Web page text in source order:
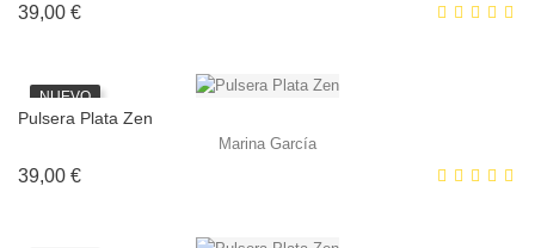
39,00 €Precio
NUEVO
Pulsera Plata Zen
Marina García
39,00 €Precio